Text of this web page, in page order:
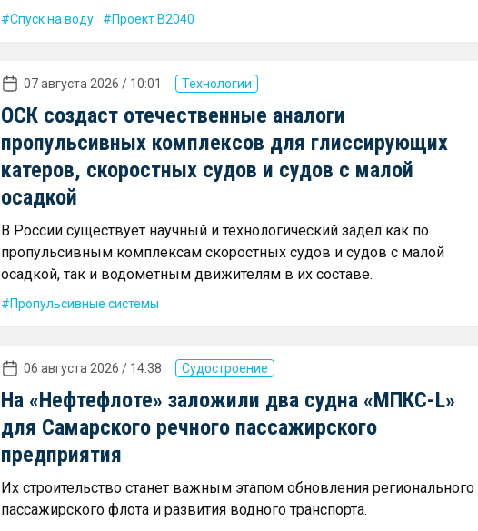
Спуск на воду Проект В2040
07 августа 2026 / 10:01 Технологии
ОСК создаст отечественные аналоги
пропульсивных комплексов для глиссирующих
катеров, скоростных судов и судов с малой
осадкой
В России существует научный и технологический задел как по
пропульсивным комплексам скоростных судов и судов с малой
осадкой, так и водометным движителям в их составе.
Пропульсивные системы
06 августа 2026 / 14:38 Судостроение
На «Нефтефлоте» заложили два судна «МПКС-L»
для Самарского речного пассажирского
предприятия
Их строительство станет важным этапом обновления регионального
пассажирского флота и развития водного транспорта.